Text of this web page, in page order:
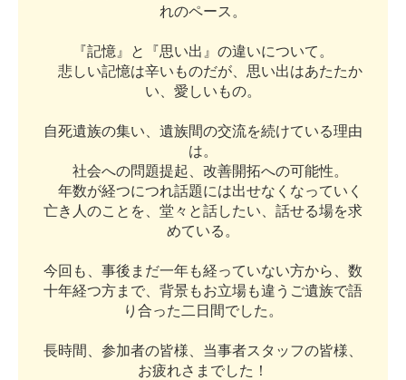
れのペース 。
『記憶 』 と 『思い出 』 の違いについて 。
悲 しい記憶は辛い ものだが 思い出はあたたか
い
愛 しい もの。
自死遺族の集い 遺族間の交流を続けている理由
は。
社会への問題提起 改善開拓への可能性。
年数が経つにつれ話題には出せな く なってい く
亡き 人 のこ と を 堂 々 と話したい 話せる場を求
めている 。
今回 も 事後 ま だ一年も経っていない方から
数
十年経つ方ま で 背景もお立場も違 う ご遺族で語
り 合った 二 日 間でした 。
長時間 参加者の皆様 当事者ス タ ッフの皆様
お疲れさ ま でした ！